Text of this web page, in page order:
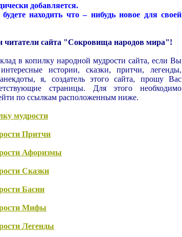
добавляется.
находить что – нибудь новое для своей
читатели сайта "Сокровища народов мира"!
в копилку народной мудрости сайта, если Вы
истории, сказки, притчи, легенды,
я, создатель этого сайта, прошу Вас
страницы. Для этого необходимо
по ссылкам расположенным ниже.
мудрости
Притчи
Афоризмы
Сказки
Басни
Мифы
Легенды